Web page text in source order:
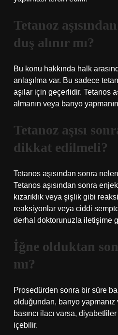
Tetanoz
duş alınır mı?
Bu konu hakkında halk
anlaşılma var. Bu sadece
aşılar için geçerlidir. Tetanos
almanın veya banyo
Tetanoz aşısı
dikkat edilmeli?
Tetanos aşısından sonra
Tetanos aşısından sonra
kızarıklık veya şişlik gibi
reaksiyonlar veya ciddi
derhal doktorunuzla iletişime
İğne olduktan
mı?
Prosedürden sonra bir süre
olduğundan, banyo
basıncı ilacı varsa,
içebilir.